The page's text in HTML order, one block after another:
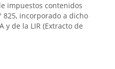
impuestos contenidos
825, incorporado a dicho
y de la LIR (Extracto de